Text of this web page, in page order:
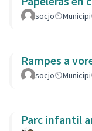
socjo Municipi
Rampes a
socjo Municipi
Parc infantil